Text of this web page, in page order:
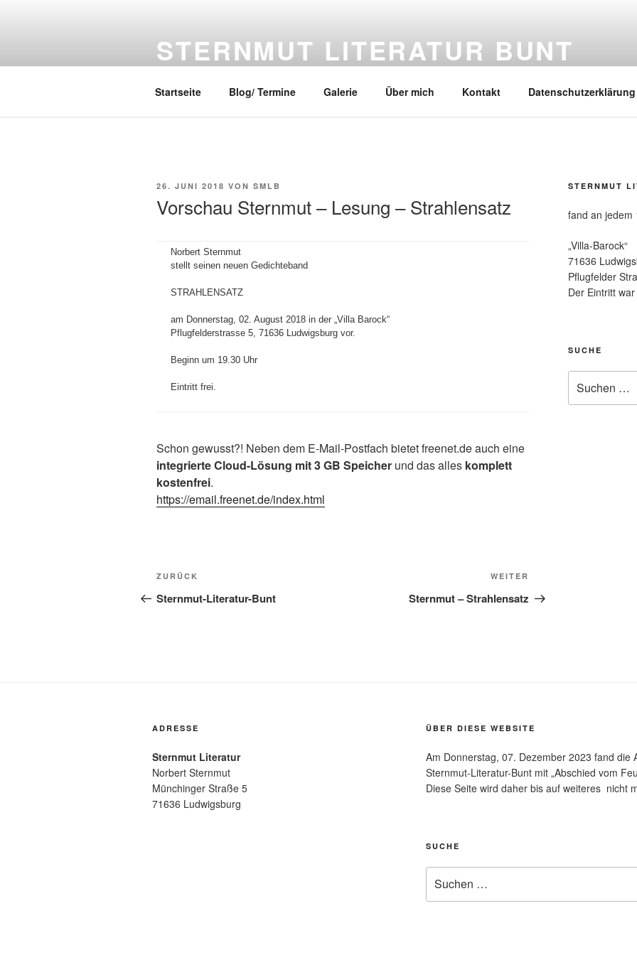
STERNMUT LITERATUR BUNT
Startseite Blog/ Termine Galerie Über mich Kontakt Datenschutzerklärung
VERÖFFENTLICHT
26. JUNI 2018 VON SMLB
Vorschau Sternmut – Lesung – Strahlensatz
Norbert Sternmut
stellt seinen neuen Gedichteband
STRAHLENSATZ
am Donnerstag, 02. August 2018 in der „Villa Barock“
Pflugfelderstrasse 5, 71636 Ludwigsburg vor.
Beginn um 19.30 Uhr
Eintritt frei.
Schon gewusst?! Neben dem E-Mail-Postfach bietet freenet.de auch eine
integrierte Cloud-Lösung mit 3 GB Speicher und das alles komplett
kostenfrei.
https://email.freenet.de/index.html
Beitragsnavigation
Vorheriger
Beitrag
ZURÜCK
Sternmut-Literatur-Bunt
Beitrag
WEITER
Sternmut – Strahlensatz
STERNMUT
fand an jedem
„Villa-Barock“
71636
Pflugfelder
Der Eintritt
SUCHE
nach:
ADRESSE
Sternmut Literatur
Norbert Sternmut
Münchinger Straße 5
71636 Ludwigsburg
ÜBER DIESE WEBSITE
Am Donnerstag, 07. Dezember 2023 fand die
Sternmut-Literatur-Bunt mit „Abschied vom
Diese Seite wird daher bis auf weiteres nicht
SUCHE
nach: